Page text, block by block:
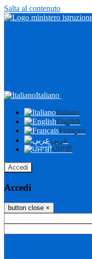
Salta al contenuto
Italiano
Italiano
English
Français
عربى
ਪੰਜਾਬੀ
Accedi
Accedi
button close ×